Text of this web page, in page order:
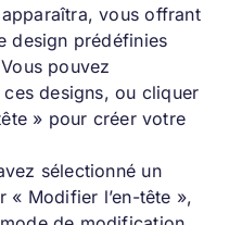
vous offrant
design prédéfinies
pouvez
ces designs, ou cliquer
» pour créer votre
sélectionné un
« Modifier l’en-tête »,